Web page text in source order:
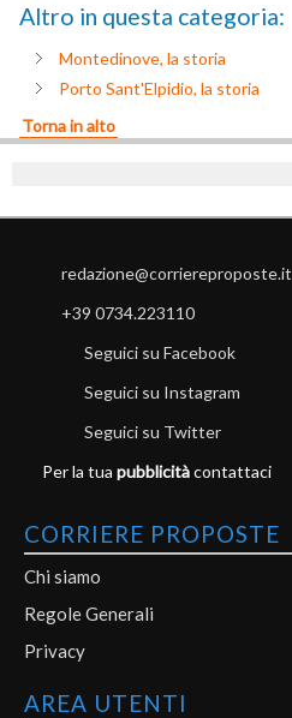
Altro in questa categoria:
Montedinove, la storia
Porto Sant'Elpidio, la storia
Torna in alto
redazione@corriereproposte.it
+39 0734.223110
Seguici su Facebook
Seguici su Instagram
Seguici su Twitter
Per la tua pubblicitàcontattaci
CORRIERE PROPOSTE
Chi siamo
Regole Generali
Privacy
AREA UTENTI